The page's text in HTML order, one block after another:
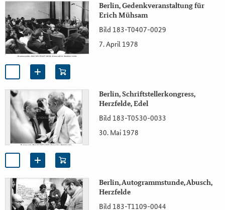
Berlin, Gedenkveranstaltung für
Erich Mühsam
Bild 183-T0407-0029
7. April 1978
Berlin, Schriftstellerkongress,
Herzfelde, Edel
Bild 183-T0530-0033
30. Mai 1978
Berlin, Autogrammstunde, Abusch,
Herzfelde
Bild 183-T1109-0044